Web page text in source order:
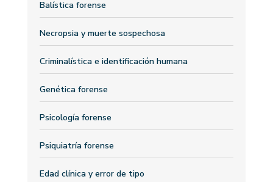
Balística forense
Necropsia y muerte sospechosa
Criminalística e identificación humana
Genética forense
Psicología forense
Psiquiatría forense
Edad clínica y error de tipo